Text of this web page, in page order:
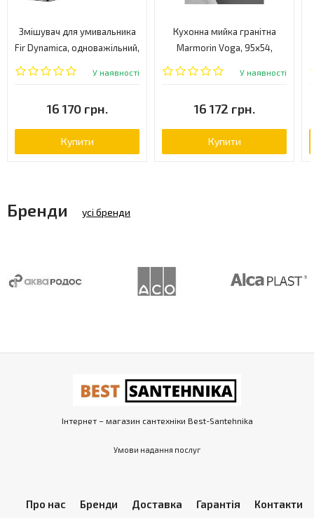
Змішувач для умивальника
Fir Dynamica, одноважільний,
хром (8815285)
У наявності
16 170 грн.
Купити
Кухонна мийка гранітна
Marmorin Voga, 95x54,
чорний (1105130)
У наявності
16 172 грн.
Купити
Бренди усі бренди
Інтернет – магазин сантехніки Best-Santehnika
Умови надання послуг
Про нас Бренди Доставка Гарантія Контакти